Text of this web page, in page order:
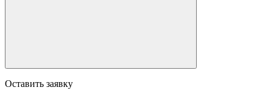
Оставить заявку